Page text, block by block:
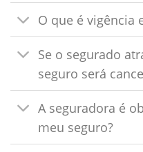
O que é vigência
Se o segurado
seguro será
A seguradora é
meu seguro?